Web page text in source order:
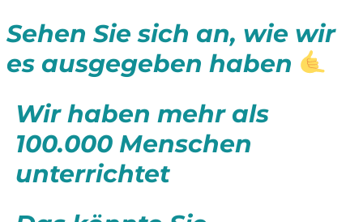
Sehen Sie sich an, wie wir
es ausgegeben haben
Wir haben mehr als
100.000 Menschen
unterrichtet